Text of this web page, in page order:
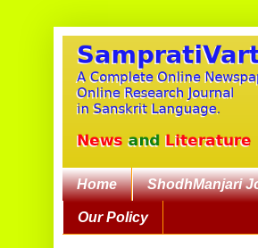
Home ShodhManjari
Our Policy